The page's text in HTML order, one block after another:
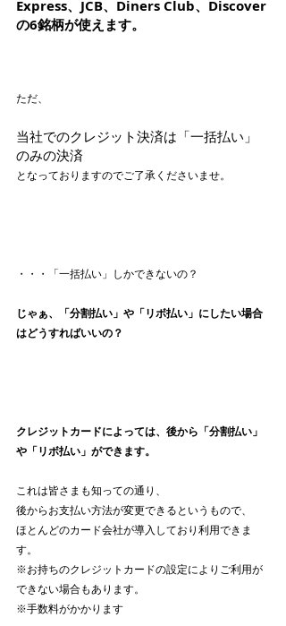
Express、JCB、Diners Club、Discover
の6銘柄が使えます。
ただ、
当社でのクレジット決済は「一括払い」
のみの決済
となっておりますのでご了承くださいませ。
・・・「一括払い」しかできないの？
じゃぁ、「分割払い」や「リボ払い」にしたい場合
はどうすればいいの？
クレジットカードによっては、後から「分割払い」
や「リボ払い」ができます。
これは皆さまも知っての通り、
後からお支払い方法が変更できるというもので、
ほとんどのカード会社が導入しており利用できま
す。
※お持ちのクレジットカードの設定によりご利用が
できない場合もあります。
※手数料がかかります